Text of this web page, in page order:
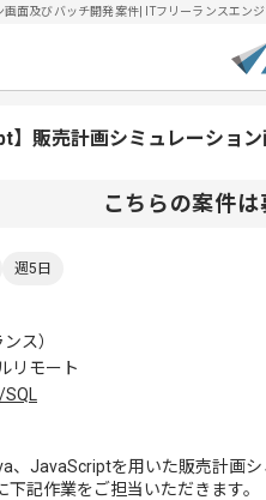
面及びバッチ開発案件| ITフリーランスエ
】販売計画シミュレーショ
こちらの案件
週5日
ス）
リモート
、JavaScriptを用いた販売計画
下記作業をご担当いただきます。